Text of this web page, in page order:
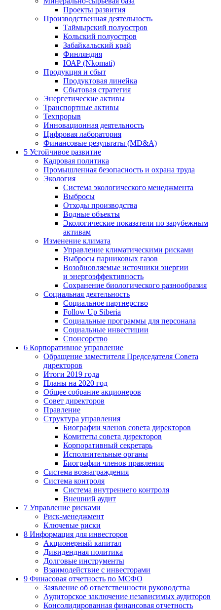
Проекты развития
Производственная деятельность
Таймырский полуостров
Кольский полуостров
Забайкальский край
Финляндия
ЮАР (Nkomati)
Продукция и сбыт
Продуктовая линейка
Сбытовая стратегия
Энергетические активы
Транспортные активы
Техпрорыв
Инновационная деятельность
Цифровая лаборатория
Финансовые результаты (MD&A)
5 Устойчивое развитие
Кадровая политика
Промышленная безопасность и охрана труда
Экология
Система экологического менеджмента
Выбросы
Отходы производства
Водные объекты
Экологические показатели по зарубежным
активам
Изменение климата
Управление климатическими рисками
Выбросы парниковых газов
Возобновляемые источники энергии
и энергоэффективность
Сохранение биологического разнообразия
Социальная деятельность
Социальное партнерство
Follow Up Siberia
Социальные программы для персонала
Социальные инвестиции
Спонсорство
6 Корпоративное управление
Обращение заместителя Председателя Совета
директоров
Итоги 2019 года
Планы на 2020 год
Общее собрание акционеров
Совет директоров
Правление
Структура управления
Биографии членов совета директоров
Комитеты совета директоров
Корпоративный секретарь
Исполнительные органы
Биографии членов правления
Система вознаграждения
Система контроля
Система внутреннего контроля
Внешний аудит
7 Управление рисками
Риск-менеджмент
Ключевые риски
8 Информация для инвесторов
Акционерный капитал
Дивидендная политика
Долговые инструменты
Взаимодействие с инвеcторами
9 Финасовая отчетность по МСФО
Заявление об ответственности руководства
Аудиторское заключение независимых аудиторов
Консолидированная финансовая отчетность